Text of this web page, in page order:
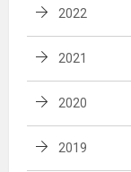
2022
2021
2020
2019